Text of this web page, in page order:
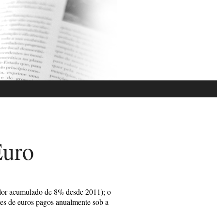
acumulado de 8% desde 2011); o
de euros pagos anualmente sob a